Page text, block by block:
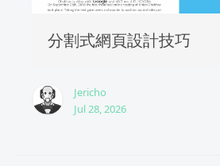
分割式網頁設計技巧
Jericho
Jul 28, 2026